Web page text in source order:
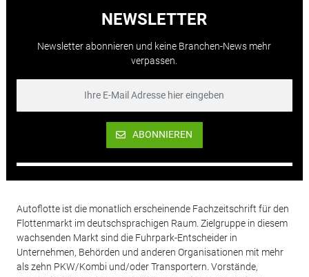
NEWSLETTER
Newsletter abonnieren und keine Branchen-News mehr
verpassen.
ABONNIEREN
Autoflotte ist die monatlich erscheinende Fachzeitschrift für den
Flottenmarkt im deutschsprachigen Raum. Zielgruppe in diesem
wachsenden Markt sind die Fuhrpark-Entscheider in
Unternehmen, Behörden und anderen Organisationen mit mehr
als zehn PKW/Kombi und/oder Transportern. Vorstände,